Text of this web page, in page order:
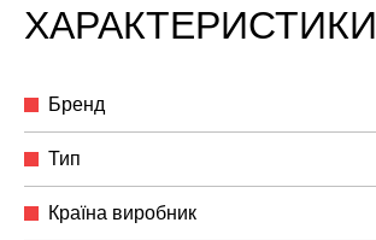
ХАРАКТЕРИСТИКИ
Бренд
Тип
Країна виробник